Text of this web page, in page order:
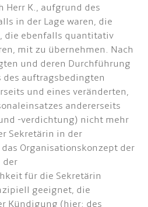
Herr K., aufgrund des
in der Lage waren, die
die ebenfalls quantitativ
mit zu übernehmen. Nach
und deren Durchführung
des auftragsbedingten
und eines veränderten,
andererseits
-verdichtung) nicht mehr
Sekretärin in der
Organisationskonzept der
der
für die Sekretärin
geeignet, die
Kündigung (hier: des